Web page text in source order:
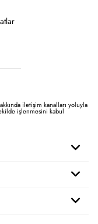
iletişim kanalları yoluyla
işlenmesini kabul